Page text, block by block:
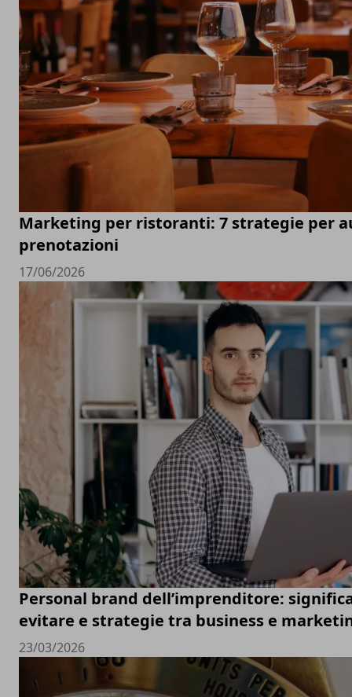
Marketing per ristoranti: 7 strategie per
prenotazioni
17/06/2026
Personal brand dell’imprenditore:
evitare e strategie tra business e
23/03/2026